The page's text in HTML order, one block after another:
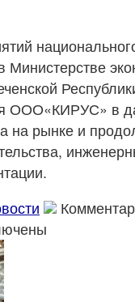
Министерстве
ООО«КИРУС» в
рынке и